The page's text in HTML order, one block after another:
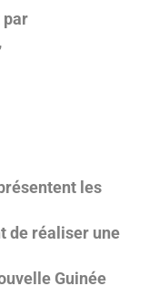
par
les
de réaliser une
Guinée